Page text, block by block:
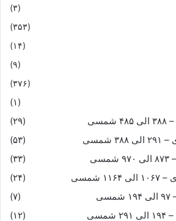
(۳)
(۳۵۳)
(۱۴)
(۹)
(۳۷۶)
(۱)
(۲۹)
(۵۳)
(۳۳)
شمسی
(۲۴)
(۷)
(۱۲)